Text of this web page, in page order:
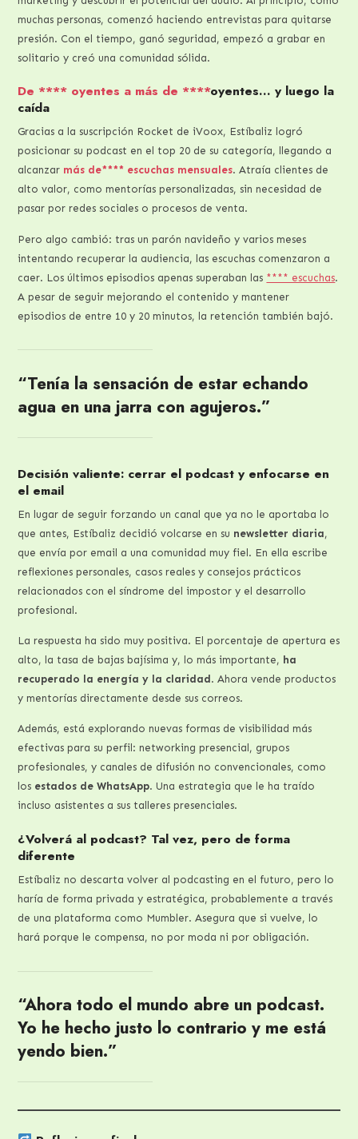
muchas personas, comenzó haciendo entrevistas para quitarse
presión. Con el tiempo, ganó seguridad, empezó a grabar en
solitario y creó una comunidad sólida.
De **** oyentes a más de ****oyentes… y luego la
caída
Gracias a la suscripción Rocket de iVoox, Estíbaliz logró
posicionar su podcast en el top 20 de su categoría, llegando a
alcanzar más de**** escuchas mensuales. Atraía clientes de
alto valor, como mentorías personalizadas, sin necesidad de
pasar por redes sociales o procesos de venta.
Pero algo cambió: tras un parón navideño y varios meses
intentando recuperar la audiencia, las escuchas comenzaron a
caer. Los últimos episodios apenas superaban las **** escuchas.
A pesar de seguir mejorando el contenido y mantener
episodios de entre 10 y 20 minutos, la retención también bajó.
“Tenía la sensación de estar echando
agua en una jarra con agujeros.”
Decisión valiente: cerrar el podcast y enfocarse en
el email
En lugar de seguir forzando un canal que ya no le aportaba lo
que antes, Estíbaliz decidió volcarse en su newsletter diaria,
que envía por email a una comunidad muy fiel. En ella escribe
reflexiones personales, casos reales y consejos prácticos
relacionados con el síndrome del impostor y el desarrollo
profesional.
La respuesta ha sido muy positiva. El porcentaje de apertura es
alto, la tasa de bajas bajísima y, lo más importante, ha
recuperado la energía y la claridad . Ahora vende productos
y mentorías directamente desde sus correos.
Además, está explorando nuevas formas de visibilidad más
efectivas para su perfil: networking presencial, grupos
profesionales, y canales de difusión no convencionales, como
los estados de WhatsApp. Una estrategia que le ha traído
incluso asistentes a sus talleres presenciales.
¿Volverá al podcast? Tal vez, pero de forma
diferente
Estíbaliz no descarta volver al podcasting en el futuro, pero lo
haría de forma privada y estratégica, probablemente a través
de una plataforma como Mumbler. Asegura que si vuelve, lo
hará porque le compensa, no por moda ni por obligación.
“Ahora todo el mundo abre un podcast.
Yo he hecho justo lo contrario y me está
yendo bien.”